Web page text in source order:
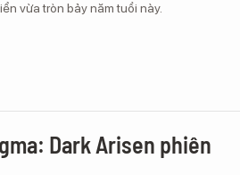
vừa tròn bảy năm tuổi này.
Dark Arisen phiên